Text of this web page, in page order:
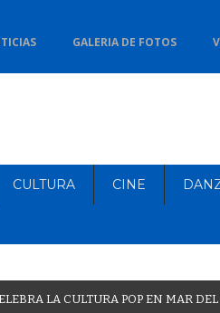
GALERIA DE FOTOS
CULTURA CINE
LEBRA LA CULTURA POP EN MAR DEL